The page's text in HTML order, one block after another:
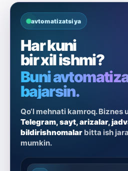
avtomatizatsiya
Har kuni
bir xil ishmi?
Buni
bajarsin.
Qo‘l mehnati kamroq. Biznes
Telegram, sayt, arizalar,
bildirishnomalar bitta ish
mumkin.